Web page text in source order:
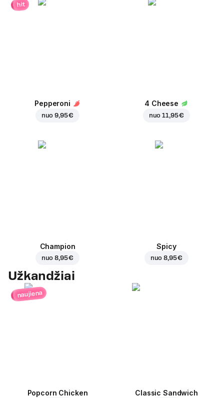
hit
Pepperoni
nuo9,95 €
4 Cheese
nuo11,95 €
Champion
nuo8,95 €
Spicy
nuo8,95 €
Užkandžiai
naujiena
Popcorn Chicken Classic Sandwich